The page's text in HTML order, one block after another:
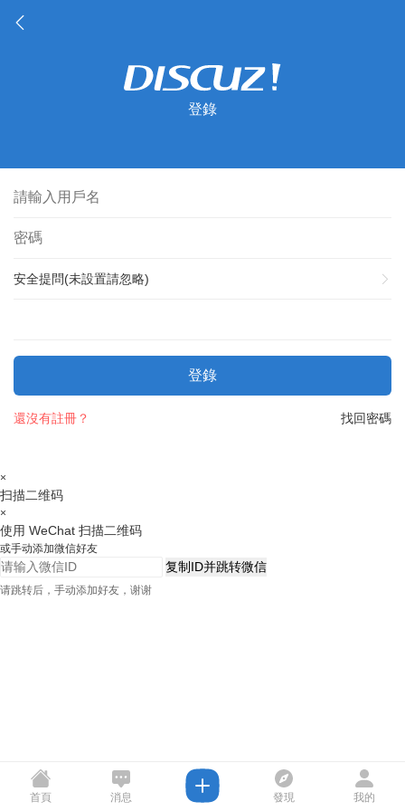
登錄
安全提問(未設置請忽略)
登錄
找回密碼
還沒有註冊？
×
扫描二维码
×
使用 WeChat 扫描二维码
或手动添加微信好友
复制ID并跳转微信
请跳转后，手动添加好友，谢谢
首頁 消息 發現 我的